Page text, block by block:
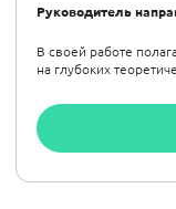
Руководитель
В своей работе
на глубоких